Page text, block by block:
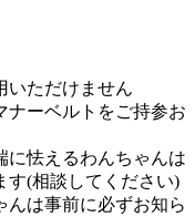
いただけません
ナーベルトをご持参お
に怯えるわんちゃんは
す(相談してください)
んは事前に必ずお知ら